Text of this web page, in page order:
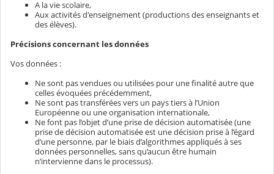
A la vie scolaire,
Aux activités d'enseignement (productions des enseignants et
des élèves).
Précisions concernant les données
Vos données :
Ne sont pas vendues ou utilisées pour une finalité autre que
celles évoquées précédemment,
Ne sont pas transférées vers un pays tiers à l’Union
Européenne ou une organisation internationale,
Ne font pas l’objet d’une prise de décision automatisée (une
prise de décision automatisée est une décision prise à l’égard
d’une personne, par le biais d’algorithmes appliqués à ses
données personnelles, sans qu’aucun être humain
n’intervienne dans le processus).